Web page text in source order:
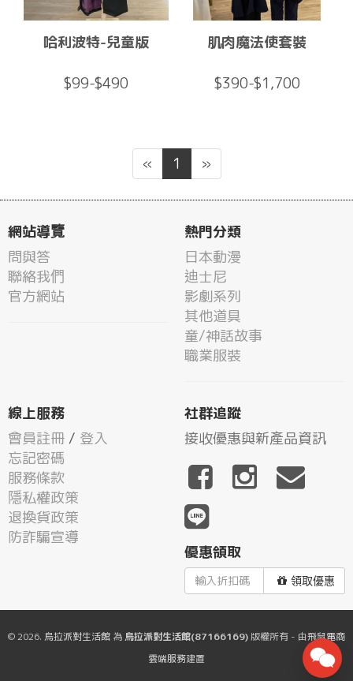
哈利波特-兒童版
$99-$490
肌肉魔法使套裝
$390-$1,700
« 1 »
網站導覽
問與答
聯絡我們
官方網站
熱門分類
日本動漫
迪士尼
影劇系列
其他道具
童/神話故事
職業服裝
線上服務
會員註冊 / 登入
忘記密碼
服務條款
隱私權政策
退換貨政策
防詐騙宣導
社群追蹤
接收優惠與新產品資訊
優惠領取
領取優惠
© 2026. 烏拉派對生活館 為 烏拉派對生活館(87166169)版權所有 - 由飛鼠電商
雲端服務建置